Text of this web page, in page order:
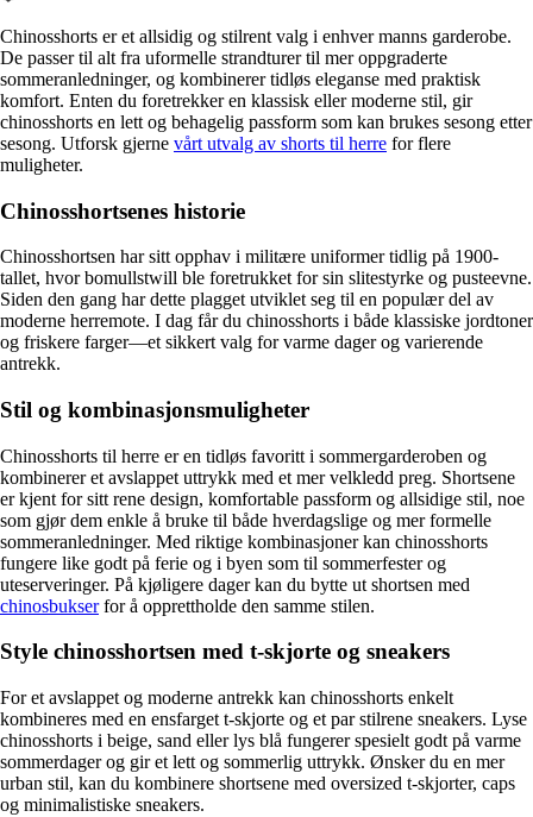
Reise
Informasjon
Tilbehør
Tips og triks
Lukk
Klær
Reise
Informasjon
Tilbehør
Tips og triks
Målsøm
Lukk
Chinosshorts er et allsidig og stilrent valg i enhver manns garderobe.
De passer til alt fra uformelle strandturer til mer oppgraderte
sommeranledninger, og kombinerer tidløs eleganse med praktisk
komfort. Enten du foretrekker en klassisk eller moderne stil, gir
chinosshorts en lett og behagelig passform som kan brukes sesong etter
sesong. Utforsk gjerne vårt utvalg av shorts til herre for flere
muligheter.
Chinosshortsenes historie
Chinosshortsen har sitt opphav i militære uniformer tidlig på 1900-
tallet, hvor bomullstwill ble foretrukket for sin slitestyrke og pusteevne.
Siden den gang har dette plagget utviklet seg til en populær del av
moderne herremote. I dag får du chinosshorts i både klassiske jordtoner
og friskere farger—et sikkert valg for varme dager og varierende
antrekk.
Stil og kombinasjonsmuligheter
Chinosshorts til herre er en tidløs favoritt i sommergarderoben og
kombinerer et avslappet uttrykk med et mer velkledd preg. Shortsene
er kjent for sitt rene design, komfortable passform og allsidige stil, noe
som gjør dem enkle å bruke til både hverdagslige og mer formelle
sommeranledninger. Med riktige kombinasjoner kan chinosshorts
fungere like godt på ferie og i byen som til sommerfester og
uteserveringer. På kjøligere dager kan du bytte ut shortsen med
chinosbukserfor å opprettholde den samme stilen.
Style chinosshortsen med t-skjorte og sneakers
For et avslappet og moderne antrekk kan chinosshorts enkelt
kombineres med en ensfarget t-skjorte og et par stilrene sneakers. Lyse
chinosshorts i beige, sand eller lys blå fungerer spesielt godt på varme
sommerdager og gir et lett og sommerlig uttrykk. Ønsker du en mer
urban stil, kan du kombinere shortsene med oversized t-skjorter, caps
og minimalistiske sneakers.